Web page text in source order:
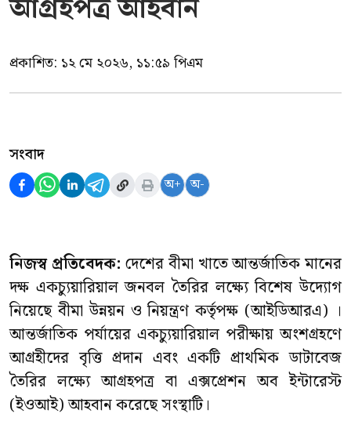
আগ্রহপত্র আহবান
প্রকাশিত: ১২ মে ২০২৬, ১১:৫৯ পিএম
সংবাদ
অ+ অ-
নিজস্ব প্রতিবেদক: দেশের বীমা খাতে আন্তর্জাতিক মানের
দক্ষ একচ্যুয়ারিয়াল জনবল তৈরির লক্ষ্যে বিশেষ উদ্যোগ
নিয়েছে বীমা উন্নয়ন ও নিয়ন্ত্রণ কর্তৃপক্ষ (আইডিআরএ) ।
আন্তর্জাতিক পর্যায়ের একচ্যুয়ারিয়াল পরীক্ষায় অংশগ্রহণে
আগ্রহীদের বৃত্তি প্রদান এবং একটি প্রাথমিক ডাটাবেজ
তৈরির লক্ষ্যে আগ্রহপত্র বা এক্সপ্রেশন অব ইন্টারেস্ট
(ইওআই) আহবান করেছে সংস্থাটি।